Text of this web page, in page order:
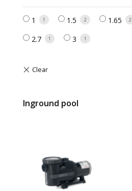
1 1 1.5 2 1.65 2
2.7 1 3 1
Inground pool